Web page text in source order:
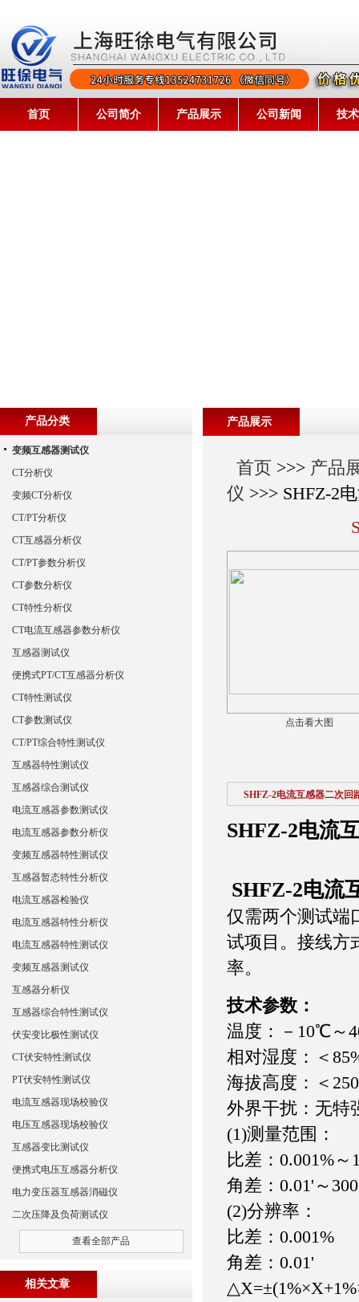
首页 公司简介 产品展示 公司新闻 技
产品展示
首页 >>> 产品
仪 >>> SHFZ-2
点击看大图
SHFZ-2电流互感器二次回
SHFZ-2电流
SHFZ-2电流
仅需两个测试端
试项目。接线方
率。
技术参数：
温度：－10℃～
相对湿度：＜
海拔高度：＜
外界干扰：无特
(1)测量范围：
比差：0.001%～
角差：0.01'～
(2)分辨率：
比差：0.001%
角差：0.01'
产品分类
变频互感器测试仪
CT分析仪
变频CT分析仪
CT/PT分析仪
CT互感器分析仪
CT/PT参数分析仪
CT参数分析仪
CT特性分析仪
CT电流互感器参数分析仪
互感器测试仪
便携式PT/CT互感器分析仪
CT特性测试仪
CT参数测试仪
CT/PT综合特性测试仪
互感器特性测试仪
互感器综合测试仪
电流互感器参数测试仪
电流互感器参数分析仪
变频互感器特性测试仪
互感器暂态特性分析仪
电流互感器检验仪
电流互感器特性分析仪
电流互感器特性测试仪
变频互感器测试仪
互感器分析仪
互感器综合特性测试仪
伏安变比极性测试仪
CT伏安特性测试仪
PT伏安特性测试仪
电流互感器现场校验仪
电压互感器现场校验仪
互感器变比测试仪
便携式电压互感器分析仪
电力变压器互感器消磁仪
二次压降及负荷测试仪
查看全部产品
相关文章